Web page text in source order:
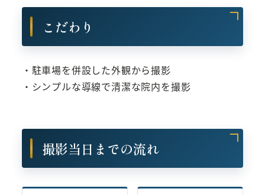
こだわり
・駐車場を併設した外観から撮影
・シンプルな導線で清潔な院内を撮影
撮影当日までの流れ